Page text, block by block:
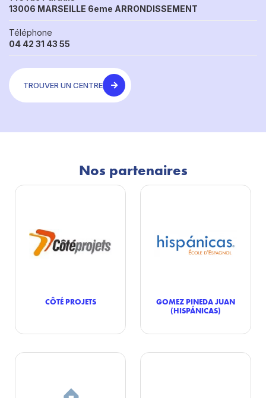
13006 MARSEILLE 6eme ARRONDISSEMENT
Téléphone
04 42 31 43 55
TROUVER UN CENTRE
Nos partenaires
CÔTÉ PROJETS
GOMEZ PINEDA JUAN
(HISPÁNICAS)